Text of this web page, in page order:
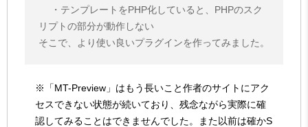
・テンプレートをPHP化していると、PHPのスク
リプトの部分が動作しない
そこで、より使い良いプラグインを作ってみました。
※「MT-Preview」はもう長いこと作者のサイトにアク
セスできない状態が続いており、残念ながら実際に確
認してみることはできませんでした。また以前は確かS